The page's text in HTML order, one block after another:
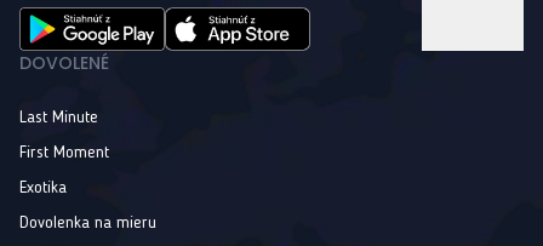
DOVOLENÉ
Last Minute
First Moment
Exotika
Dovolenka na mieru